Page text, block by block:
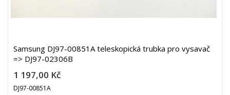
Samsung DJ97-00851A teleskopická trubka pro vysavač
=> DJ97-02306B
1 197,00 Kč
DJ97-00851A